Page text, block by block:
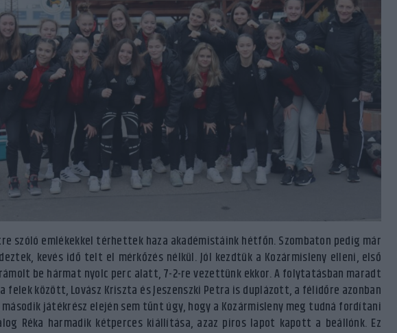
szóló emlékekkel térhettek haza akadémistáink hétfőn. Szombaton pedig már
kevés idő telt el mérkőzés nélkül. Jól kezdtük a Kozármisleny elleni, első
be hármat nyolc perc alatt, 7-2-re vezettünk ekkor. A folytatásban maradt
felek között, Lovász Kriszta és Jeszenszki Petra is duplázott, a félidőre azonban
játékrész elején sem tűnt úgy, hogy a Kozármisleny meg tudná fordítani
Réka harmadik kétperces kiállítása, azaz piros lapot kapott a beállónk. Ez